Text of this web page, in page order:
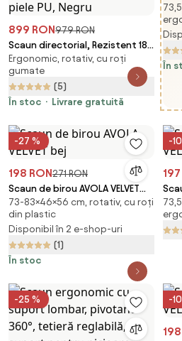
899 RON979 RON
Scaun directorial, Rezistent 180
kg, Sezut cu Arcuri Metalice și
Spumă, cotiere reglabile
inaltime, piele PU, Negru
Ergonomic, rotativ, cu roți
gumate
(5)
În stoc
Livrare gratuită
gri-
În
-27 %
198 RON271 RON
Scaun de birou AVOLA VELVET
bej
73-83×46×56 cm, rotativ, cu roți
din plastic
Disponibil în 2 e-shop-uri
(1)
În stoc
-
-25 % -